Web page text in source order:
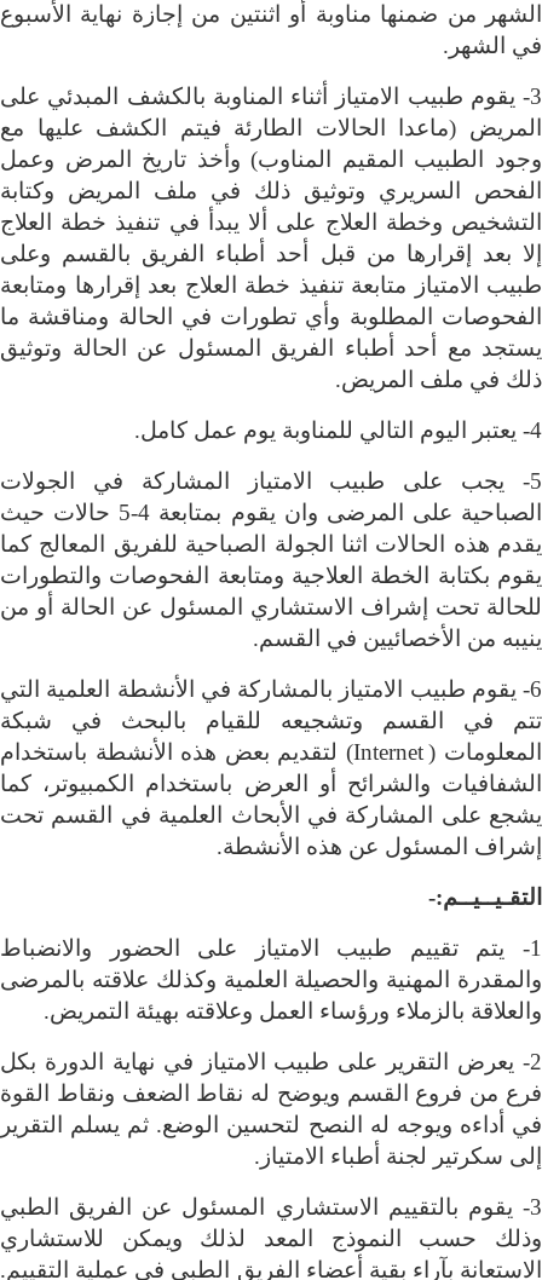
الشهر من ضمنها مناوبة أو اثنتين من إجازة نهاية الأسبوع
في الشهر .
3- يقوم طبيب الامتياز أثناء المناوبة بالكشف المبدئي على
المريض (ماعدا الحالات الطارئة فيتم الكشف عليها مع
وجود الطبيب المقيم المناوب) وأخذ تاريخ المرض وعمل
الفحص السريري وتوثيق ذلك في ملف المريض وكتابة
التشخيص وخطة العلاج على ألا يبدأ في تنفيذ خطة العلاج
إلا بعد إقرارها من قبل أحد أطباء الفريق بالقسم وعلى
طبيب الامتياز متابعة تنفيذ خطة العلاج بعد إقرارها ومتابعة
الفحوصات المطلوبة وأي تطورات في الحالة ومناقشة ما
يستجد مع أحد أطباء الفريق المسئول عن الحالة وتوثيق
ذلك في ملف المريض.
4- يعتبر اليوم التالي للمناوبة يوم عمل كامل
.
5- يجب على طبيب الامتياز المشاركة في الجولات
الصباحية على المرضى وان يقوم بمتابعة 4-5 حالات حيث
يقدم هذه الحالات اثنا الجولة الصباحية للفريق المعالج كما
يقوم بكتابة الخطة العلاجية ومتابعة الفحوصات والتطورات
للحالة تحت إشراف الاستشاري المسئول عن الحالة أو من
ينيبه من الأخصائيين في القسم.
6- يقوم طبيب الامتياز بالمشاركة في الأنشطة العلمية التي
تتم في القسم وتشجيعه للقيام بالبحث في شبكة
المعلومات ( (Internet لتقديم بعض هذه الأنشطة باستخدام
الشفافيات والشرائح أو العرض باستخدام الكمبيوتر، كما
يشجع على المشاركة في الأبحاث العلمية في القسم تحت
إشراف المسئول عن هذه الأنشطة.
التقـيــيــم:-
1- يتم تقييم طبيب الامتياز على الحضور والانضباط
والمقدرة المهنية والحصيلة العلمية وكذلك علاقته بالمرضى
والعلاقة بالزملاء ورؤساء العمل وعلاقته بهيئة التمريض.
2- يعرض التقرير على طبيب الامتياز في نهاية الدورة بكل
فرع من فروع القسم ويوضح له نقاط الضعف ونقاط القوة
في أداءه ويوجه له النصح لتحسين الوضع. ثم يسلم التقرير
إلى سكرتير لجنة أطباء الامتياز .
3- يقوم بالتقييم الاستشاري المسئول عن الفريق الطبي
وذلك حسب النموذج المعد لذلك ويمكن للاستشاري
الاستعانة بآراء بقية أعضاء الفريق الطبي في عملية التقييم.